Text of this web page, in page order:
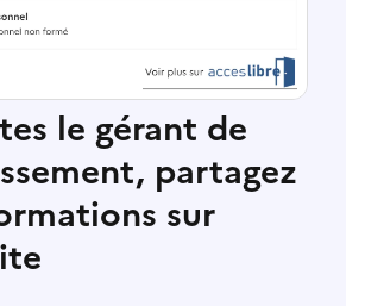
le gérant de
partagez
sur